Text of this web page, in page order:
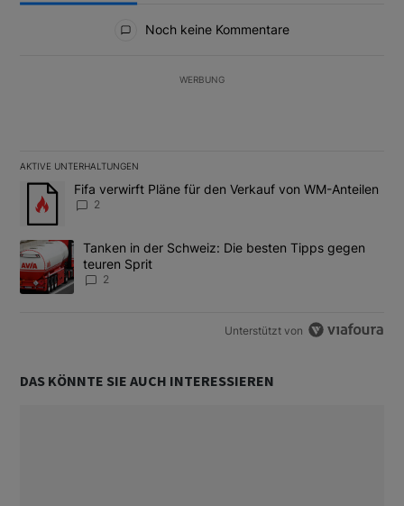
Noch keine Kommentare
WERBUNG
AKTIVE UNTERHALTUNGEN
Das Folgende ist eine Liste der am meisten kommentierten
Ein Trendartikel mit dem Titel "Fifa verwirft Pläne für den
Fifa verwirft Pläne für den Verkauf von WM-Anteilen
2
Ein Trendartikel mit dem Titel "Tanken in der Schweiz: Die
Tanken in der Schweiz: Die besten Tipps gegen
teuren Sprit
2
Unterstützt von
DAS KÖNNTE SIE AUCH INTERESSIEREN